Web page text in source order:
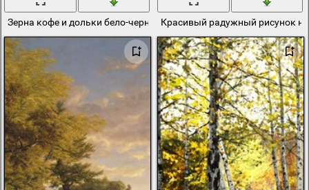
Зерна кофе и дольки бело-черного шоколада на холсте
Красивый радужный рисунок на